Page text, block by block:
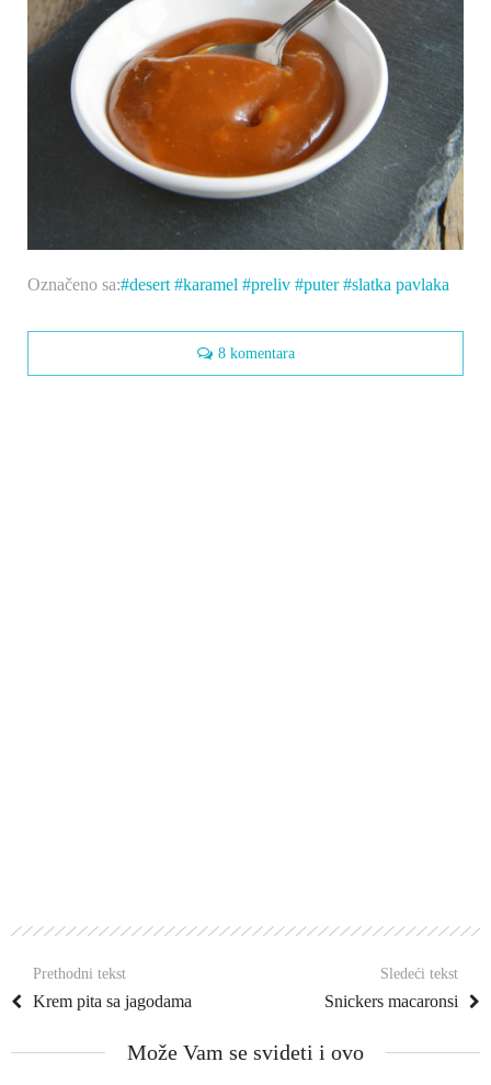
Označeno sa: desert karamel preliv puter slatka pavlaka
8 komentara
Prethodni tekst
Krem pita sa jagodama
Sledeći tekst
Snickers macaronsi
Može Vam se svideti i ovo